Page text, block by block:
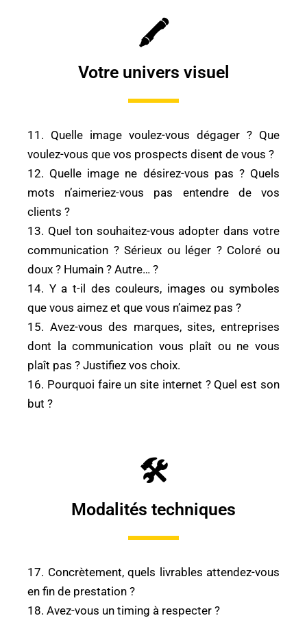
🖍
Votre univers visuel
11. Quelle image voulez-vous dégager ? Que
voulez-vous que vos prospects disent de vous ?
12. Quelle image ne désirez-vous pas ? Quels
mots n’aimeriez-vous pas entendre de vos
clients ?
13. Quel ton souhaitez-vous adopter dans votre
communication ? Sérieux ou léger ? Coloré ou
doux ? Humain ? Autre… ?
14. Y a t-il des couleurs, images ou symboles
que vous aimez et que vous n’aimez pas ?
15. Avez-vous des marques, sites, entreprises
dont la communication vous plaît ou ne vous
plaît pas ? Justifiez vos choix.
16. Pourquoi faire un site internet ? Quel est son
but ?
🛠
Modalités techniques
17. Concrètement, quels livrables attendez-vous
en fin de prestation ?
18. Avez-vous un timing à respecter ?